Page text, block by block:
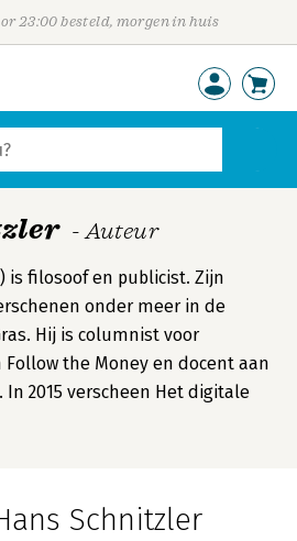
23:00 besteld, morgen in huis
- Auteur
is filosoof en publicist. Zijn
onder meer in de
Hij is columnist voor
the Money en docent aan
2015 verscheen Het digitale
Schnitzler